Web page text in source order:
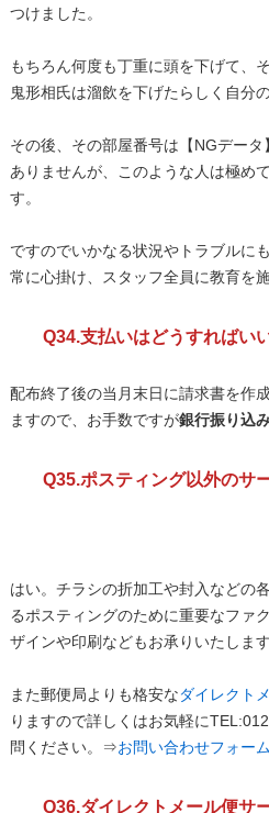
つけました。
もちろん何度も丁重に頭を下げて、
鬼形相氏は溜飲を下げたらしく自分
その後、その部屋番号は【NGデー
ありませんが、このような人は極め
す。
ですのでいかなる状況やトラブルに
常に心掛け、スタッフ全員に教育を
Q34.支払いはどうすればい
配布終了後の当月末日に請求書を作
ますので、お手数ですが銀行振り込
Q35.ポスティング以外のサ
はい。チラシの折加工や封入などの
るポスティングのために重要なファ
ザインや印刷などもお承りいたします
また郵便局よりも格安なダイレクト
りますので詳しくはお気軽に
問ください。⇒お問い合わせフォー
Q36.ダイレクトメール便サ